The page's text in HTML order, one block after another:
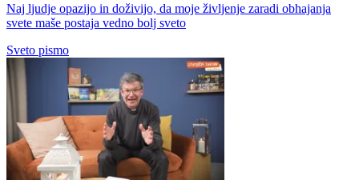
Naj ljudje opazijo in doživijo, da moje življenje zaradi obhajanja
svete maše postaja vedno bolj sveto
Sveto pismo